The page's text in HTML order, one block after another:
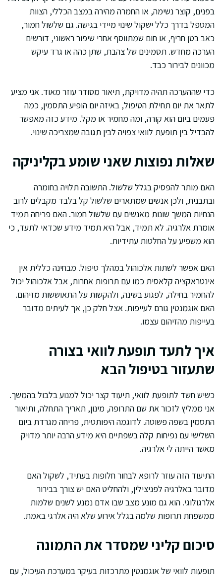
בפנים, קוצר נשימה, או החמרה מהירה במצב הכללי, הצוות
המטפל בדרך כלל ישקול שינוי מיידי בגישה. גם שלשול חמור,
כאב בטן חריף, או חום שמתווסף אחרי שיפור ראשוני, דורשים
הערכה מחדש. תסמינים של צהבת, שתן כהה או גרד עיקש
מכוונים לבירור כבד.
כדי שההערכה תהיה מדויקת, תיאור מסודר עוזר מאוד. אני מציע
לתאר את יום תחילת הטיפול, באיזה יום הופיע התסמין, כמה
פעמים ביום הוא קורה, ומה מחמיר או מקל. מידע כזה מאפשר
להבדיל בין תופעת לוואי צפויה לבין תגובה שמצריכה שינוי.
שאלות נפוצות שאני שומע בקליניקה
האם מותר להפסיק בגלל שלשול. התשובה תלויה בחומרה
ובתבנית, ולכן אנשים שמתארים שלשול קל בלבד מקבלים לרוב
הנחיות המשך שונות מאנשים עם שלשול חמור. האם פריחה תמיד
אומרת אלרגיה. לא תמיד, אבל היא תמיד מידע שכדאי לתעד, כי
הוא משפיע על החלטות עתידיות.
האם אפשר לשתות אלכוהול במהלך טיפול. מבחינה כללית אין
אינטראקציה קלאסית כמו עם תרופות אחרות, אבל אלכוהול יכול
להחמיר בחילה, לפגוע בשינה, ולהקשות על התאוששות מזיהום.
האם אוגמנטין גורם לעייפות. אצל חלק כן, אך לעיתים מדובר
בעייפות מהזיהום עצמו.
איך לתעד תופעת לוואי בצורה
שתעזור בטיפול הבא
כשיש חשד לתופעת לוואי, תיעוד קצר יכול למנוע בלבול בהמשך.
אני ממליץ לזכור את שם התרופה, מינון, תאריך התחלה, ותיאור
התסמין בשפה פשוטה. לדוגמה היפותטית, פריחה מגרדת ביום
השלישי עם נפיחות קלה בשפתיים היא מידע הרבה יותר מדויק
מאשר הייתה לי אלרגיה.
התיעוד הזה עוזר לרופא לבחור חלופות בעתיד, לשקול האם
מדובר באלרגיה לפניצילין, ולהחליט האם יש צורך בבירור
אלרגולוגי. הוא גם מונע מצב שבו אדם נמנע לשנים שלמות
ממשפחת תרופות שלמה בגלל אירוע שלא היה אלרגי באמת.
סיכום קליני שמסדר את התמונה
תופעות לוואי של אוגמנטין מתרכזות בעיקר במערכת העיכול, עם